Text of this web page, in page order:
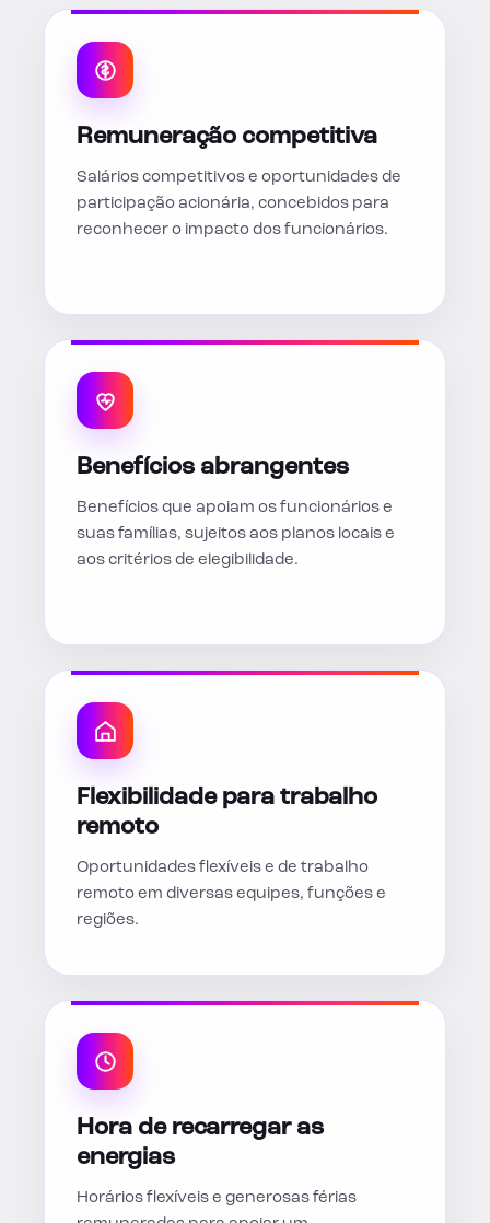
Remuneração competitiva
Salários competitivos e oportunidades de
participação acionária, concebidos para
reconhecer o impacto dos funcionários.
Benefícios abrangentes
Benefícios que apoiam os funcionários e
suas famílias, sujeitos aos planos locais e
aos critérios de elegibilidade.
Flexibilidade para trabalho
remoto
Oportunidades flexíveis e de trabalho
remoto em diversas equipes, funções e
regiões.
Hora de recarregar as
energias
Horários flexíveis e generosas férias